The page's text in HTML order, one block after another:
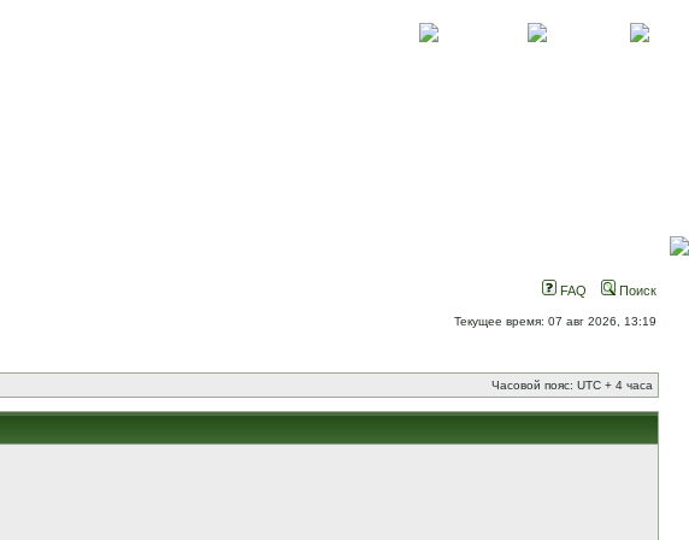
FAQ Поиск
Текущее время: 07 авг 2026, 13:19
Часовой пояс: UTC + 4 часа